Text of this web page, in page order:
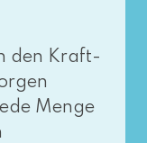
den Kraft-
Menge